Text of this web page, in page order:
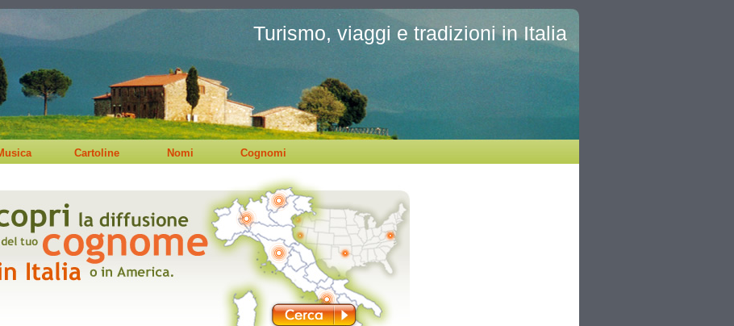
Turismo, viaggi e tradizioni in Italia
Cartoline Nomi Cognomi